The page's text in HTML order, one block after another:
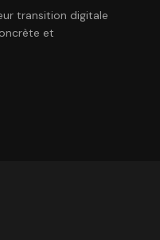
transition digitale
et